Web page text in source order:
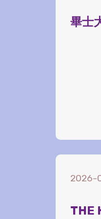
畢士
2026-
THE